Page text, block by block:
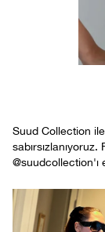
Suud Collection
@suudcollection'ı